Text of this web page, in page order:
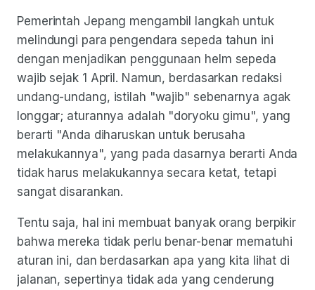
Pemerintah Jepang mengambil langkah untuk
melindungi para pengendara sepeda tahun ini
dengan menjadikan penggunaan helm sepeda
wajib sejak 1 April. Namun, berdasarkan redaksi
undang-undang, istilah "wajib" sebenarnya agak
longgar; aturannya adalah "doryoku gimu", yang
berarti "Anda diharuskan untuk berusaha
melakukannya", yang pada dasarnya berarti Anda
tidak harus melakukannya secara ketat, tetapi
sangat disarankan.
Tentu saja, hal ini membuat banyak orang berpikir
bahwa mereka tidak perlu benar-benar mematuhi
aturan ini, dan berdasarkan apa yang kita lihat di
jalanan, sepertinya tidak ada yang cenderung